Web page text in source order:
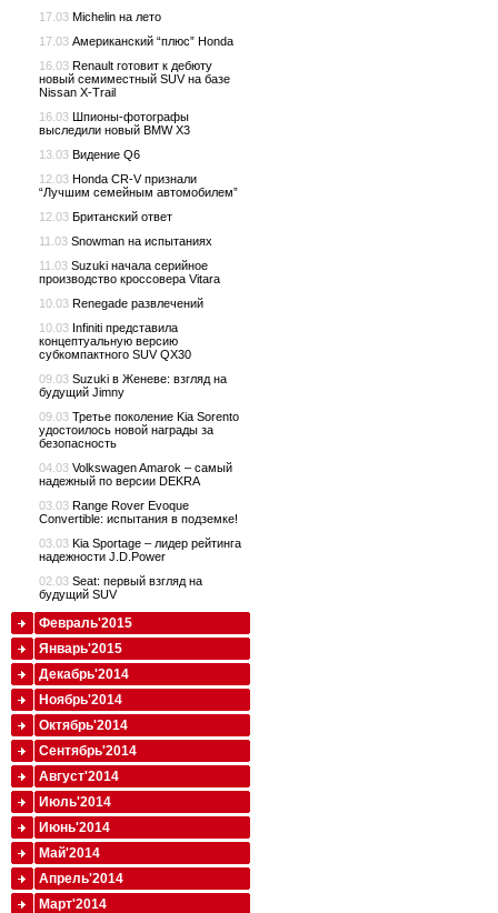
17.03 Michelin на лето
17.03 Американский “плюс” Honda
16.03 Renault готовит к дебюту
новый семиместный SUV на базе
Nissan X-Trail
16.03 Шпионы-фотографы
выследили новый BMW X3
13.03 Видение Q6
12.03 Honda CR-V признали
“Лучшим семейным автомобилем”
12.03 Британский ответ
11.03 Snowman на испытаниях
11.03 Suzuki начала серийное
производство кроссовера Vitara
10.03 Renegade развлечений
10.03 Infiniti представила
концептуальную версию
субкомпактного SUV QX30
09.03 Suzuki в Женеве: взгляд на
будущий Jimny
09.03 Третье поколение Kia Sorento
удостоилось новой награды за
безопасность
04.03 Volkswagen Amarok – самый
надежный по версии DEKRA
03.03 Range Rover Evoque
Convertible: испытания в подземке!
03.03 Kia Sportage – лидер рейтинга
надежности J.D.Power
02.03 Seat: первый взгляд на
будущий SUV
Февраль'2015
Январь'2015
Декабрь'2014
Ноябрь'2014
Октябрь'2014
Сентябрь'2014
Август'2014
Июль'2014
Июнь'2014
Май'2014
Апрель'2014
Март'2014